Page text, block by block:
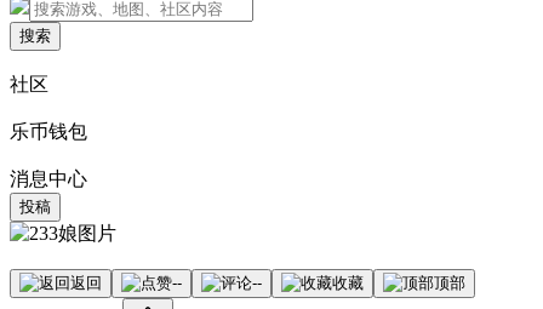
搜索
社区
乐币钱包
消息中心
投稿
返回 -- -- 收藏 顶部